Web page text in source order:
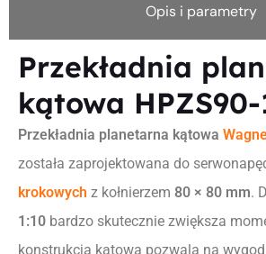
Opis i parametry
Przekładnia
kątowa HPZS90-
Przekładnia planetarna kątowa
została zaprojektowana do
krokowych z kołnierzem 80 × 80 mm.
1:10 bardzo skutecznie zwiększa
konstrukcja kątowa pozwala na